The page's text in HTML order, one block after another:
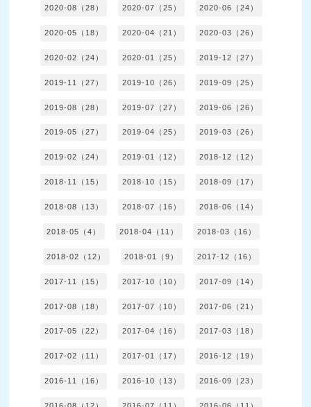
2020-08（28） 2020-07（25） 2020-06（24）
2020-05（18） 2020-04（21） 2020-03（26）
2020-02（24） 2020-01（25） 2019-12（27）
2019-11（27） 2019-10（26） 2019-09（25）
2019-08（28） 2019-07（27） 2019-06（26）
2019-05（27） 2019-04（25） 2019-03（26）
2019-02（24） 2019-01（12） 2018-12（12）
2018-11（15） 2018-10（15） 2018-09（17）
2018-08（13） 2018-07（16） 2018-06（14）
2018-05（4） 2018-04（11） 2018-03（16）
2018-02（12） 2018-01（9） 2017-12（16）
2017-11（15） 2017-10（10） 2017-09（14）
2017-08（18） 2017-07（10） 2017-06（21）
2017-05（22） 2017-04（16） 2017-03（18）
2017-02（11） 2017-01（17） 2016-12（19）
2016-11（16） 2016-10（13） 2016-09（23）